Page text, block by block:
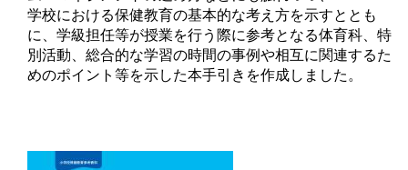
学校における保健教育の基本的な考え方を示すととも
に、学級担任等が授業を行う際に参考となる体育科、特
別活動、総合的な学習の時間の事例や相互に関連するた
めのポイント等を示した本手引きを作成しました。